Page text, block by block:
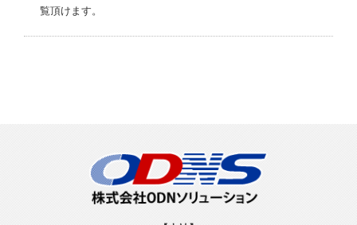
覧頂けます。